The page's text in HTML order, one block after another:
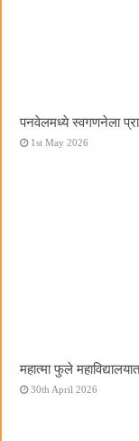
पनवेलमध्ये स्वगणनेला
1st May 2026
महात्मा फुले
30th April 2026